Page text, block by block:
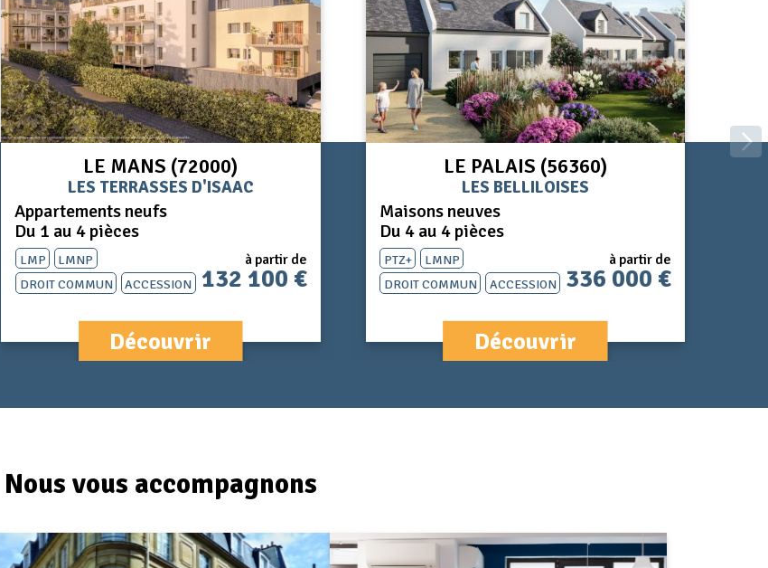
LE MANS (72000)
LES TERRASSES D'ISAAC
Appartements neufs
Du 1 au 4 pièces
LMP LMNP
Droit Commun ACCESSION
à partir de
132 100 €
Découvrir
LE PALAIS (56360)
LES BELLILOISES
Maisons neuves
Du 4 au 4 pièces
PTZ+
LMNP
Droit Commun ACCESSION
à partir de
336 000 €
Découvrir
Nous vous accompagnons